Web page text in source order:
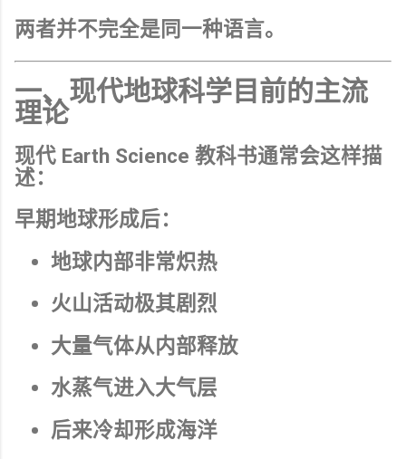
两者并不完全是同一种语言。
一、现代地球科学目前的主流
理论
现代 Earth Science 教科书通常会这样描
述：
早期地球形成后：
地球内部非常炽热
火山活动极其剧烈
大量气体从内部释放
水蒸气进入大气层
后来冷却形成海洋